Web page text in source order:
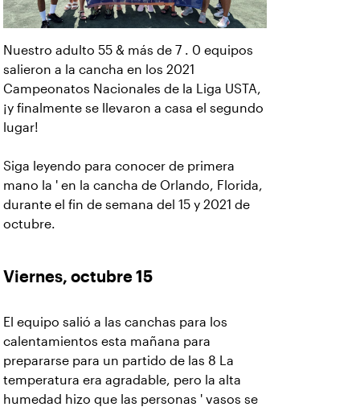
Nuestro adulto 55 & más de 7 . 0 equipos
salieron a la cancha en los 2021
Campeonatos Nacionales de la Liga USTA,
¡y finalmente se llevaron a casa el segundo
lugar!
Siga leyendo para conocer de primera
mano la ' en la cancha de Orlando, Florida,
durante el fin de semana del 15 y 2021 de
octubre.
Viernes, octubre 15
El equipo salió a las canchas para los
calentamientos esta mañana para
prepararse para un partido de las 8 La
temperatura era agradable, pero la alta
humedad hizo que las personas ' vasos se